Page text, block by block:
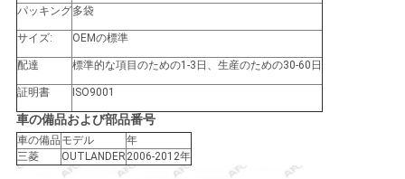
ス
引
金
を
パッキング多袋
サイズ: OEMの標準
配達 標準的な項目のための1-3日、生産のための30-60日
証明書 ISO9001
車の備品および部品番号
車の備品 モデル
年
三菱
OUTLANDER 2006-2012年